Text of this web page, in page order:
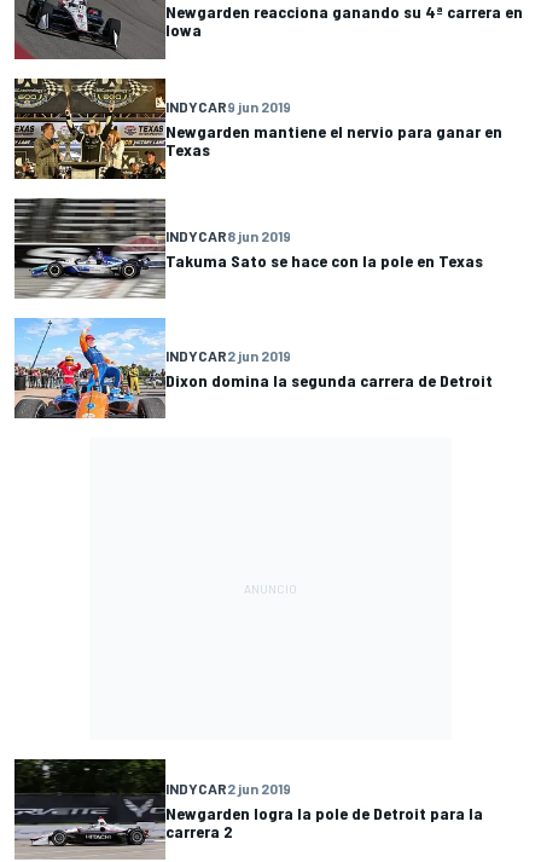
Newgarden reacciona ganando su 4ª carrera en
Iowa
INDYCAR9 jun 2019
Newgarden mantiene el nervio para ganar en
Texas
INDYCAR8 jun 2019
Takuma Sato se hace con la pole en Texas
INDYCAR2 jun 2019
Dixon domina la segunda carrera de Detroit
INDYCAR2 jun 2019
Newgarden logra la pole de Detroit para la
carrera 2